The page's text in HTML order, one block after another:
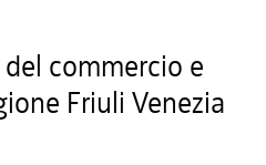
commercio e
Friuli Venezia